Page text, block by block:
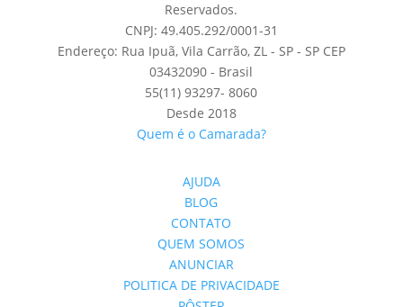
Reservados.
CNPJ: 49.405.292/0001-31
Endereço: Rua Ipuã, Vila Carrão, ZL - SP - SP CEP
03432090 - Brasil
55(11) 93297- 8060
Desde 2018
Quem é o Camarada?
AJUDA
BLOG
CONTATO
QUEM SOMOS
ANUNCIAR
POLITICA DE PRIVACIDADE